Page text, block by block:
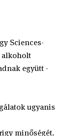
Sciences-
alkoholt
együtt -
ugyanis
minőségét.